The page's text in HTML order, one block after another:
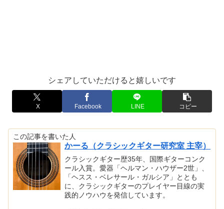
シェアしていただけると嬉しいです
X Facebook LINE コピー
この記事を書いた人
かーる（クラシックギター研究室 主宰）
クラシックギター歴35年、国際ギターコンク
ール入賞。愛器「ヘルマン・ハウザー2世」、
「ヘスス・ベレサール・ガルシア」ととも
に、クラシックギターのプレイヤー目線の実
践的ノウハウを発信しています。